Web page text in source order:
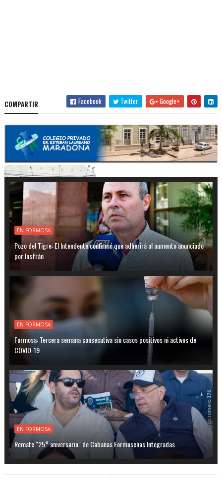
COMPARTIR Facebook Twitter Google+
EN FORMOSA
Pozo del Tigre: El Intendente confirmó que adherirá al aumento anunciado
por Insfrán
EN FORMOSA
Formosa: Tercera semana consecutiva sin casos positivos ni activos de
COVID-19
EN FORMOSA
Remate "25° aniversario" de Cabañas Formoseñas Integradas